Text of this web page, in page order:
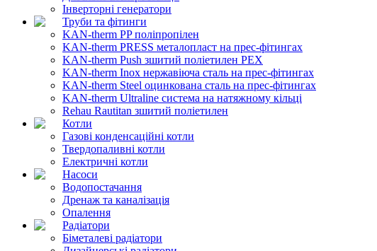
Інверторні генератори
Труби та фітинги
KAN-therm PP поліпропілен
KAN-therm PRESS металопласт на прес-фітингах
KAN-therm Push зшитий поліетилен PEX
KAN-therm Inox нержавіюча сталь на прес-фітингах
KAN-therm Steel оцинкована сталь на прес-фітингах
KAN-therm Ultraline система на натяжному кільці
Rehau Rautitan зшитий поліетилен
Котли
Газові конденсаційні котли
Твердопаливні котли
Електричні котли
Насоси
Водопостачання
Дренаж та каналізація
Опалення
Радіатори
Біметалеві радіатори